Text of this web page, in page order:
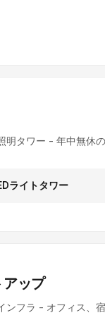
タワー - 年中無休
ライトタワー
ップ
ンフラ - オフィス、